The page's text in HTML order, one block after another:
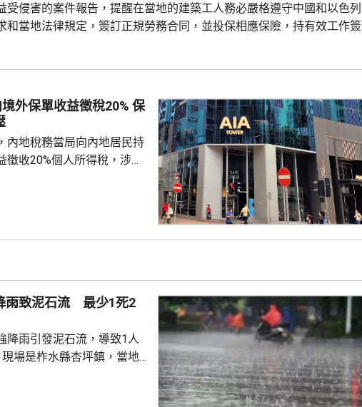
受侵害的案件報告，提醒在當地的建築工人務必嚴格遵守中國和以色列
和當地法律規定，簽訂正規勞務合同，並投保相應保險，持有效工作簽
賺錢，切勿輕信不法分子的虛假宣傳和高薪誘惑，輕易跳槽。 使館呼
外保單收益徵稅20% 保
內地稅務當局向內地居民持
徵收20%個人所得稅，涉及
體適用範圍有待官方說明。
存在的跨境稅務監管漏洞，
境外資產及資金流動...
雨致泥石流 最少1死2
降雨引發泥石流，導致1人
場是柞水縣杏坪鎮，當地